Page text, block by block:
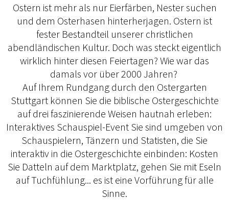
Ostern ist mehr als nur Eierfärben, Nester suchen
und dem Osterhasen hinterherjagen. Ostern ist
fester Bestandteil unserer christlichen
abendländischen Kultur. Doch was steckt eigentlich
wirklich hinter diesen Feiertagen? Wie war das
damals vor über 2000 Jahren?
Auf Ihrem Rundgang durch den Ostergarten
Stuttgart können Sie die biblische Ostergeschichte
auf drei faszinierende Weisen hautnah erleben:
Interaktives Schauspiel-Event Sie sind umgeben von
Schauspielern, Tänzern und Statisten, die Sie
interaktiv in die Ostergeschichte einbinden: Kosten
Sie Datteln auf dem Marktplatz, gehen Sie mit Eseln
auf Tuchfühlung... es ist eine Vorführung für alle
Sinne.